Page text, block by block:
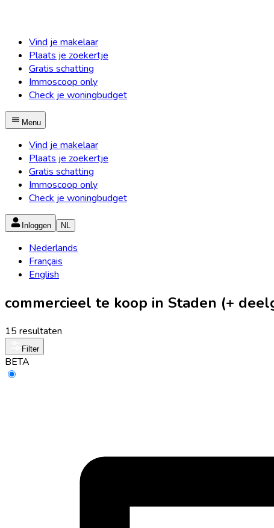
Vind je makelaar
Plaats je zoekertje
Gratis schatting
Immoscoop only
Check je woningbudget
Menu
Vind je makelaar
Plaats je zoekertje
Gratis schatting
Immoscoop only
Check je woningbudget
Inloggen NL
Nederlands
Français
English
commercieel te koop in Staden (+
15 resultaten
Filter
BETA